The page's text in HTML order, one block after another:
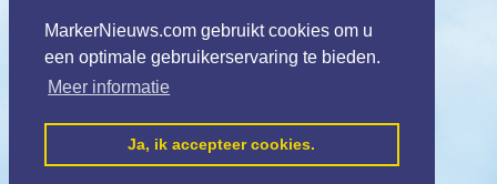
MarkerNieuws.com gebruikt cookies om u
een optimale gebruikerservaring te bieden.
Meer informatie
Ja, ik accepteer cookies.